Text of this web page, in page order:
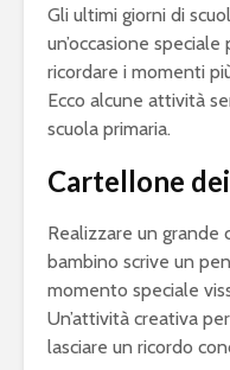
Gli ultimi giorni di
un’occasione
ricordare i momenti
Ecco alcune attività
scuola primaria.
Cartellone
Realizzare un grande
bambino scrive un
momento speciale
Un’attività creativa
lasciare un ricordo